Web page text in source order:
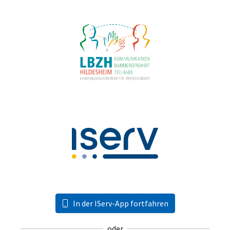
In der IServ-App fortfahren